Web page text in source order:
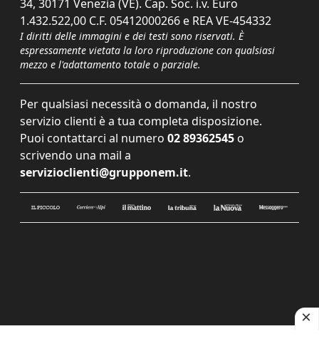
34, 30171 Venezia (VE). Cap. Soc. i.v. Euro
1.432.522,00 C.F. 05412000266 e REA VE-454332
I diritti delle immagini e dei testi sono riservati. È
espressamente vietata la loro riproduzione con qualsiasi
mezzo e l'adattamento totale o parziale.
Per qualsiasi necessità o domanda, il nostro
servizio clienti è a tua completa disposizione.
Puoi contattarci al numero 02 89362545 o
scrivendo una mail a
servizioclienti@grupponem.it.